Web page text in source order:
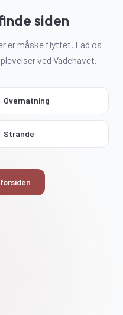
siden
er måske flyttet. Lad os
ved Vadehavet.
Overnatning
Strande